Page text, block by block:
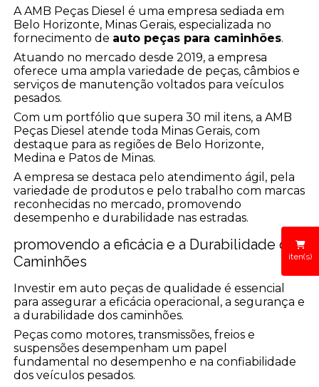
iten(s)
A AMB Peças Diesel é uma empresa sediada em
Belo Horizonte, Minas Gerais, especializada no
fornecimento de auto peças para caminhões.
Atuando no mercado desde 2019, a empresa
oferece uma ampla variedade de peças, câmbios e
serviços de manutenção voltados para veículos
pesados.
Com um portfólio que supera 30 mil itens, a AMB
Peças Diesel atende toda Minas Gerais, com
destaque para as regiões de Belo Horizonte,
Medina e Patos de Minas.
A empresa se destaca pelo atendimento ágil, pela
variedade de produtos e pelo trabalho com marcas
reconhecidas no mercado, promovendo
desempenho e durabilidade nas estradas.
promovendo a eficácia e a Durabilidade dos
Caminhões
Investir em auto peças de qualidade é essencial
para assegurar a eficácia operacional, a segurança e
a durabilidade dos caminhões.
Peças como motores, transmissões, freios e
suspensões desempenham um papel
fundamental no desempenho e na confiabilidade
dos veículos pesados.